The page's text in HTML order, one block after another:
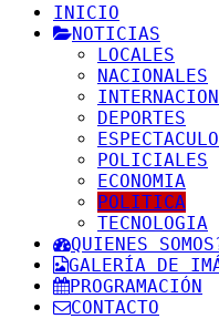
INICIO
NOTICIAS
LOCALES
NACIONALES
DEPORTES
POLICIALES
ECONOMIA
POLITICA
TECNOLOGIA
QUIENES
GALERÍA DE
PROGRAMACIÓN
CONTACTO